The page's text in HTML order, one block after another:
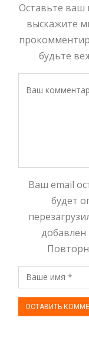
Оставьте ваш
выскажите
будьте
Ваш email
будет
добавлен